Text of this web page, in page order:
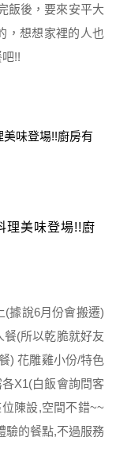
飯後，要來安平大
，想想家裡的人也
!!
理美味登場!!廚
(據說6月份會搬遷)
(所以乾脆就好友
) 花雕雞小份/特色
X1(白飯會詢問客
陳設,空間不錯~~
驗的餐點,不過服務